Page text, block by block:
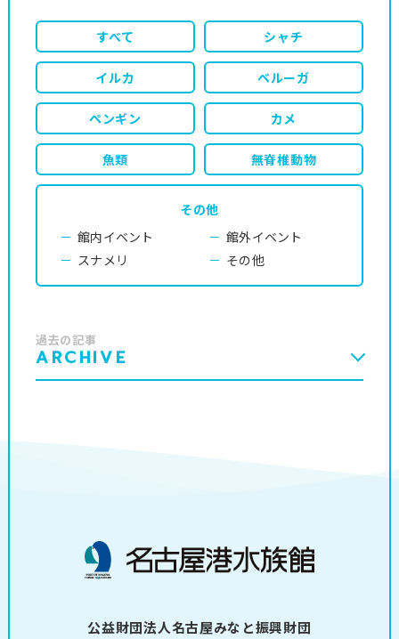
すべて シャチ
イルカ ベルーガ
ペンギン カメ
魚類 無脊椎動物
その他
館内イベント
館外イベント
スナメリ
その他
過去の記事
ARCHIVE
公益財団法人名古屋みなと振興財団